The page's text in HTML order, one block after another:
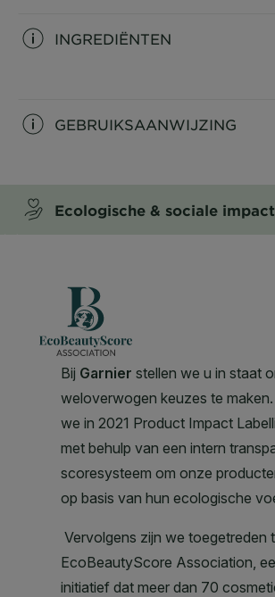
INGREDIËNTEN
GEBRUIKSAANWIJZING
Ecologische & sociale impact​